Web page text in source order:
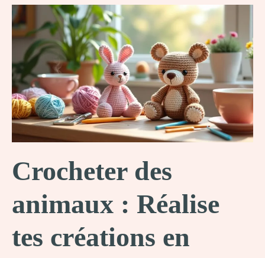
Crocheter des
animaux : Réalise
tes créations en